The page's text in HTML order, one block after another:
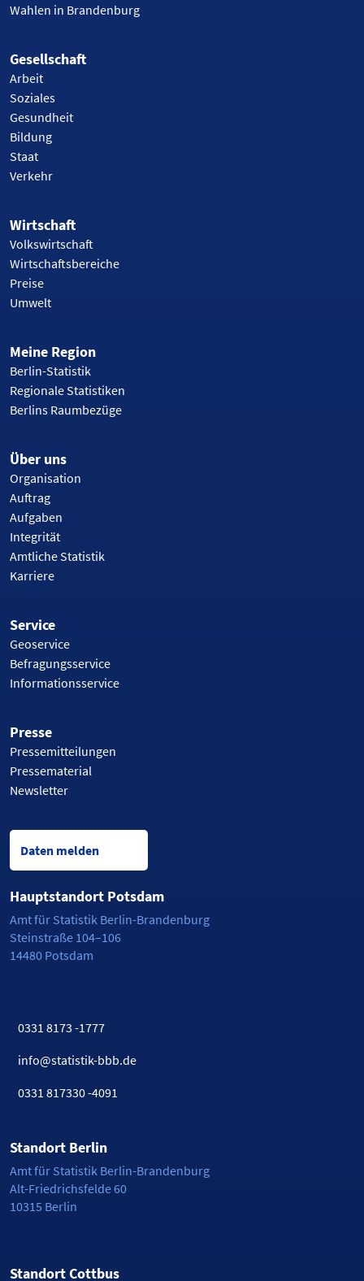
Wahlen in Brandenburg
Gesellschaft
Arbeit
Soziales
Gesundheit
Bildung
Staat
Verkehr
Wirtschaft
Volkswirtschaft
Wirtschaftsbereiche
Preise
Umwelt
Meine Region
Berlin-Statistik
Regionale Statistiken
Berlins Raumbezüge
Über uns
Organisation
Auftrag
Aufgaben
Integrität
Amtliche Statistik
Karriere
Service
Geoservice
Befragungsservice
Informationsservice
Presse
Pressemitteilungen
Pressematerial
Newsletter
Daten melden
Hauptstandort Potsdam
Amt für Statistik Berlin-Brandenburg
Steinstraße 104–106
14480 Potsdam
0331 8173 -1777
info@statistik-bbb.de
0331 817330 -4091
Standort Berlin
Amt für Statistik Berlin-Brandenburg
Alt-Friedrichsfelde 60
10315 Berlin
Standort Cottbus